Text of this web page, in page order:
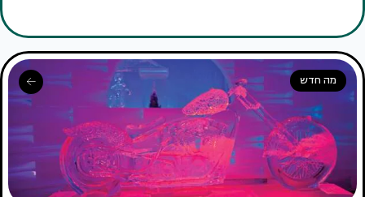
מה חדש